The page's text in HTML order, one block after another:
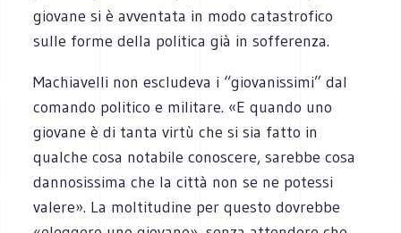
giovane si è avventata in modo catastrofico
sulle forme della politica già in sofferenza.
Machiavelli non escludeva i “giovanissimi” dal
comando politico e militare. «E quando uno
giovane è di tanta virtù che si sia fatto in
qualche cosa notabile conoscere, sarebbe cosa
dannosissima che la città non se ne potessi
valere». La moltitudine per questo dovrebbe